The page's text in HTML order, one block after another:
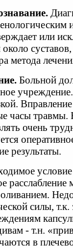
или
около
метода
Больной
часы травмы.
очень
результаты.
силы,
- т.н.
в